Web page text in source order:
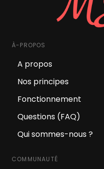
À-PROPOS
A propos
Nos principes
Fonctionnement
Questions (FAQ)
Qui sommes-nous ?
COMMUNAUTÉ